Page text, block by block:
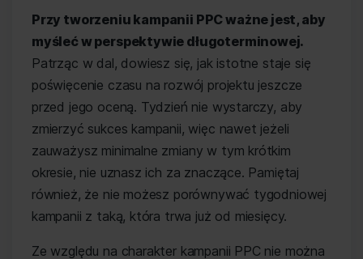
Przy tworzeniu kampanii PPC ważne jest, aby
myśleć w perspektywie długoterminowej.
Patrząc w dal, dowiesz się, jak istotne staje się
poświęcenie czasu na rozwój projektu jeszcze
przed jego oceną. Tydzień nie wystarczy, aby
zmierzyć sukces kampanii, więc nawet jeżeli
zauważysz minimalne zmiany w tym krótkim
okresie, nie uznasz ich za znaczące. Pamiętaj
również, że nie możesz porównywać tygodniowej
kampanii z taką, która trwa już od miesięcy.
Ze względu na charakter kampanii PPC nie można